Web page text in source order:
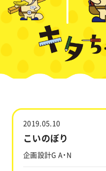
2019.05.10
こいのぼり
企画設計G A・N
新築工事
リフォーム